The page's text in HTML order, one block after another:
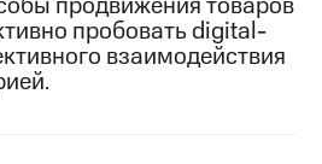
пробовать digital-
взаимодействия